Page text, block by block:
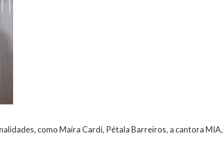
como Maíra Cardi, Pétala Barreiros, a cantora MIA,